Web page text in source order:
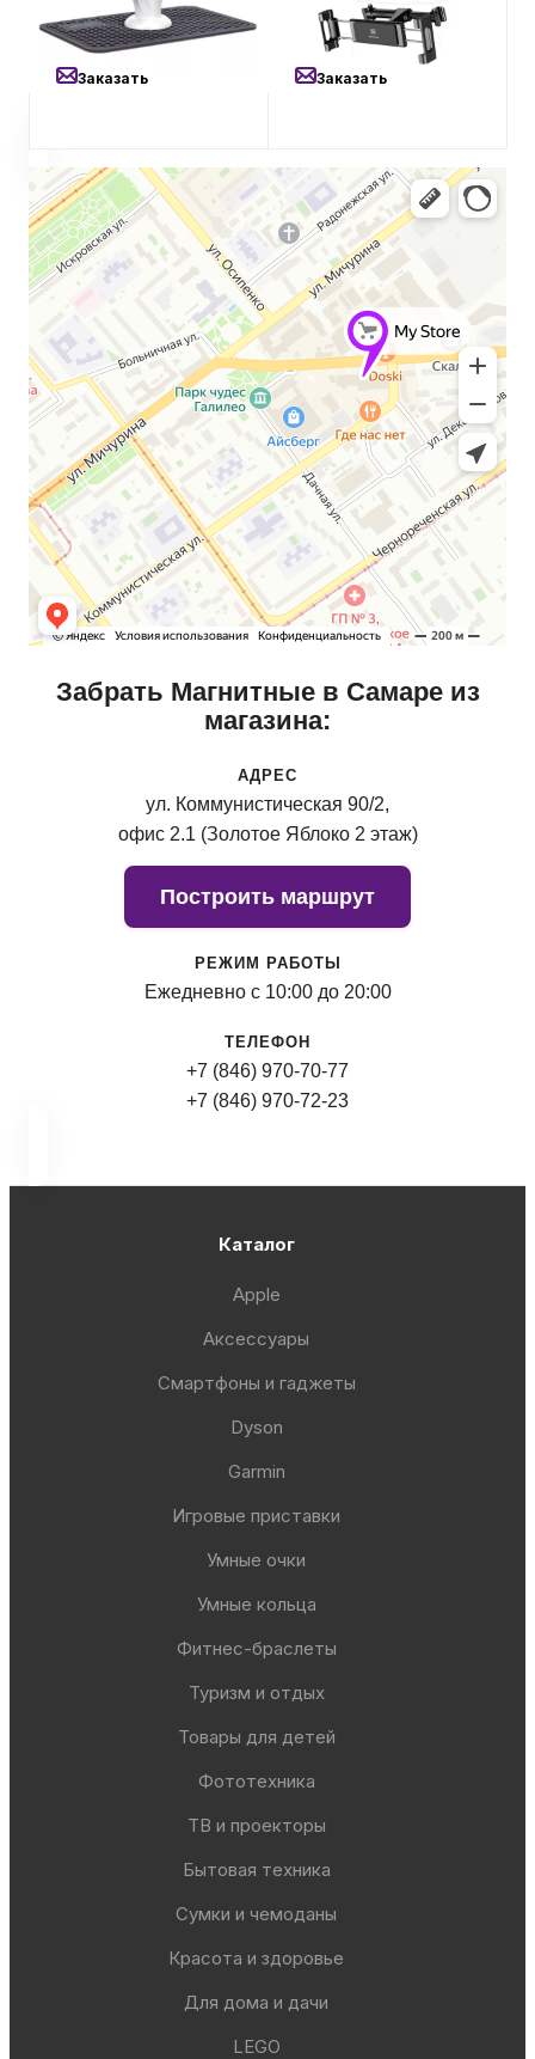
держатель Rock Magnetic
Ball Joint Holder White
Заказать
на подголовник сиденья
для планшетов Baseus
Black SeatCar Mount Holder
(Черный)Заказать
Забрать Магнитные в Самаре из
магазина:
АДРЕС
ул. Коммунистическая 90/2,
офис 2.1 (Золотое Яблоко 2 этаж)
Построить маршрут
РЕЖИМ РАБОТЫ
Ежедневно с 10:00 до 20:00
ТЕЛЕФОН
+7 (846) 970-70-77
+7 (846) 970-72-23
Каталог
Apple
Аксессуары
Смартфоны и гаджеты
Dyson
Garmin
Игровые приставки
Умные очки
Умные кольца
Фитнес-браслеты
Туризм и отдых
Товары для детей
Фототехника
ТВ и проекторы
Бытовая техника
Сумки и чемоданы
Красота и здоровье
Для дома и дачи
LEGO